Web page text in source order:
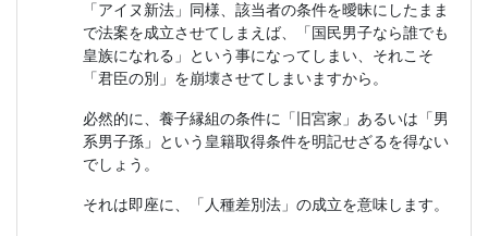
「アイヌ新法」同様、該当者の条件を曖昧にしたまま
で法案を成立させてしまえば、「国民男子なら誰でも
皇族になれる」という事になってしまい、それこそ
「君臣の別」を崩壊させてしまいますから。
必然的に、養子縁組の条件に「旧宮家」あるいは「男
系男子孫」という皇籍取得条件を明記せざるを得ない
でしょう。
それは即座に、「人種差別法」の成立を意味します。